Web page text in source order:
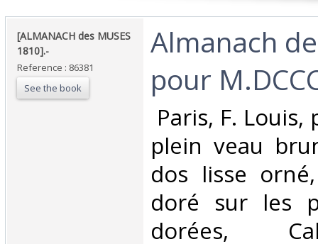
‎[ALMANACH des MUSES
1810].-‎
Reference : 86381
See the book
‎Almanach
pour
Paris, F.
plein veau
dos lisse
doré sur les
dorées,